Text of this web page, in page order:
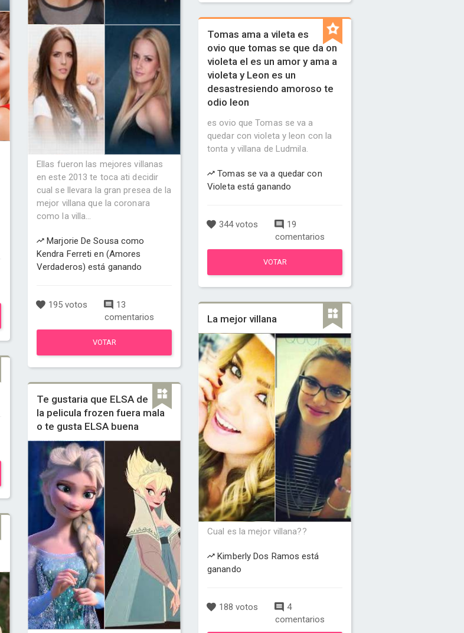
Ellas fueron las mejores villanas
en este 2013 te toca ati decidir
cual se llevara la gran presea de la
mejor villana que la coronara
como la villa...
Marjorie De Sousa como
Kendra Ferreti en (Amores
Verdaderos) está ganando
195 votos
13
comentarios
VOTAR
Te gustaria que ELSA de
la pelicula frozen fuera mala
o te gusta ELSA buena
Tomas ama a vileta es
ovio que tomas se que da on
violeta el es un amor y ama a
violeta y Leon es un
desastresiendo amoroso te
odio leon
es ovio que Tomas se va a
quedar con violeta y leon con la
tonta y villana de Ludmila.
Tomas se va a quedar con
Violeta está ganando
344 votos
19
comentarios
VOTAR
La mejor villana
Cual es la mejor villana??
Kimberly Dos Ramos está
ganando
188 votos
4
comentarios